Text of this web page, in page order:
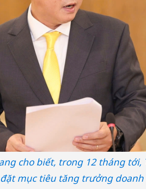
cho biết, trong 12 tháng tới,
mục tiêu tăng trưởng doanh